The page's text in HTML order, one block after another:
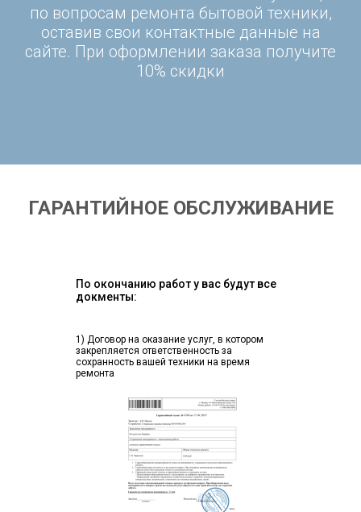
по вопросам ремонта бытовой техники,
оставив свои контактные данные на
сайте. При оформлении заказа получите
10% скидки
ГАРАНТИЙНОЕ ОБСЛУЖИВАНИЕ
По окончанию работ у вас будут все
докменты:
1) Договор на оказание услуг, в котором
закрепляется ответственность за
сохранность вашей техники на время
ремонта